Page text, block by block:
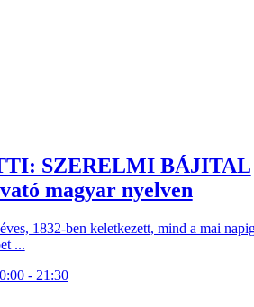
SZERELMI BÁJITAL
magyar nyelven
1832-ben keletkezett, mind a mai
...
- 21:30